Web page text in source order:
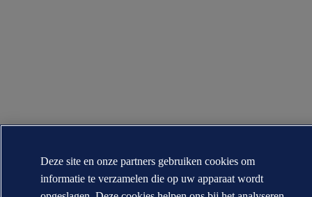
Deze site en onze partners gebruiken cookies om
informatie te verzamelen die op uw apparaat wordt